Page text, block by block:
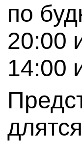
по
20:00
14:00